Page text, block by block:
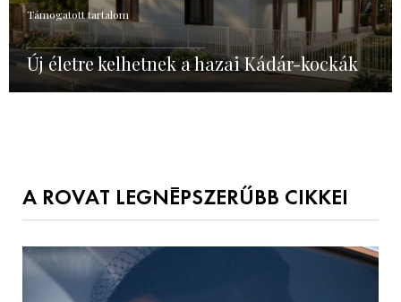
Támogatott tartalom
Új életre kelhetnek a hazai Kádár-kockák
A ROVAT LEGNÉPSZERŰBB CIKKEI